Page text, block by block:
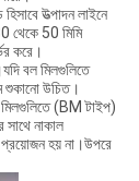
উত্পাদন লাইনে
থেকে 50 মিমি
করে।
বল মিলগুলিতে
শুকানো উচিত।
(BM টাইপ)
সাথে নাকাল
হয় না।উপরে